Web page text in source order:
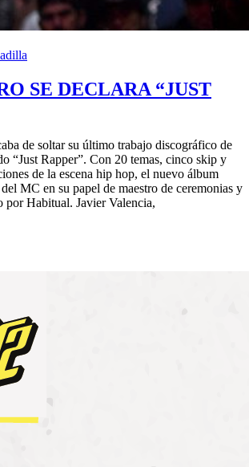
SE DECLARA “JUST
de soltar su último trabajo discográfico de
“Just Rapper”. Con 20 temas, cinco skip y
de la escena hip hop, el nuevo álbum
MC en su papel de maestro de ceremonias y
por Habitual. Javier Valencia,